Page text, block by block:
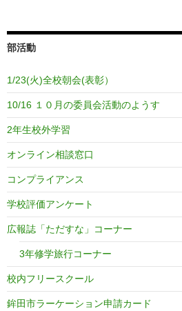
部活動
1/23(火)全校朝会(表彰）
10/16 １０月の委員会活動のようす
2年生校外学習
オンライン相談窓口
コンプライアンス
学校評価アンケート
広報誌「ただすな」コーナー
3年修学旅行コーナー
校内フリースクール
鉾田市ラーケーション申請カード